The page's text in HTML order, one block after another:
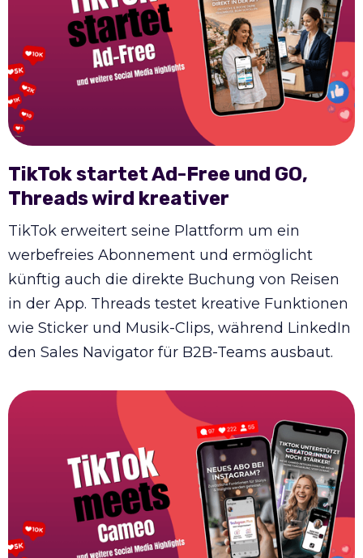
TikTok startet Ad-Free und GO,
Threads wird kreativer
TikTok erweitert seine Plattform um ein
werbefreies Abonnement und ermöglicht
künftig auch die direkte Buchung von Reisen
in der App. Threads testet kreative Funktionen
wie Sticker und Musik-Clips, während LinkedIn
den Sales Navigator für B2B-Teams ausbaut.